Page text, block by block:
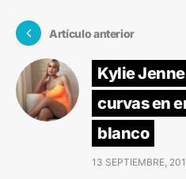
Artículo anterior
Kylie
curvas en
blanco
13 SEPTIEMBRE,